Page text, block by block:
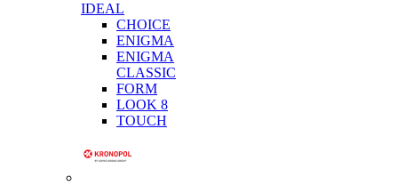
IDEAL
CHOICE
ENIGMA
ENIGMA
CLASSIC
FORM
LOOK 8
TOUCH